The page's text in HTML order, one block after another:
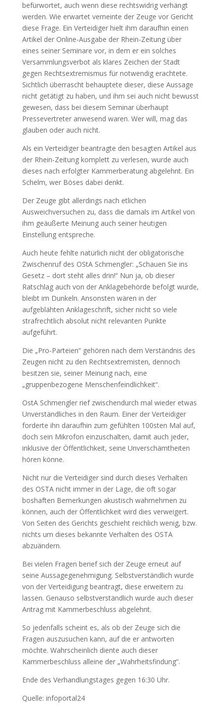
befürwortet, auch wenn diese rechtswidrig verhängt
werden. Wie erwartet verneinte der Zeuge vor Gericht
diese Frage. Ein Verteidiger hielt ihm daraufhin einen
Artikel der Online-Ausgabe der Rhein-Zeitung über
eines seiner Seminare vor, in dem er ein solches
Versammlungsverbot als klares Zeichen der Stadt
gegen Rechtsextremismus für notwendig erachtete.
Sichtlich überrascht behauptete dieser, diese Aussage
nicht getätigt zu haben, und ihm sei auch nicht bewusst
gewesen, dass bei diesem Seminar überhaupt
Pressevertreter anwesend waren. Wer will, mag das
glauben oder auch nicht.
Als ein Verteidiger beantragte den besagten Artikel aus
der Rhein-Zeitung komplett zu verlesen, wurde auch
dieses nach erfolgter Kammerberatung abgelehnt. Ein
Schelm, wer Böses dabei denkt.
Der Zeuge gibt allerdings nach etlichen
Ausweichversuchen zu, dass die damals im Artikel von
ihm geäußerte Meinung auch seiner heutigen
Einstellung entspreche.
Auch heute fehlte natürlich nicht der obligatorische
Zwischenruf des OStA Schmengler: „Schauen Sie ins
Gesetz – dort steht alles drin!“ Nun ja, ob dieser
Ratschlag auch von der Anklagebehörde befolgt wurde,
bleibt im Dunkeln. Ansonsten wären in der
aufgeblähten Anklageschrift, sicher nicht so viele
strafrechtlich absolut nicht relevanten Punkte
aufgeführt.
Die „Pro-Parteien“ gehören nach dem Verständnis des
Zeugen nicht zu den Rechtsextremisten, dennoch
besitzen sie, seiner Meinung nach, eine
„gruppenbezogene Menschenfeindlichkeit“.
OstA Schmengler rief zwischendurch mal wieder etwas
Unverständliches in den Raum. Einer der Verteidiger
forderte ihn daraufhin zum gefühlten 100sten Mal auf,
doch sein Mikrofon einzuschalten, damit auch jeder,
inklusive der Öffentlichkeit, seine Unverschämtheiten
hören könne.
Nicht nur die Verteidiger sind durch dieses Verhalten
des OSTA nicht immer in der Lage, die oft sogar
boshaften Bemerkungen akustisch wahrnehmen zu
können, auch der Öffentlichkeit wird dies verweigert.
Von Seiten des Gerichts geschieht reichlich wenig, bzw.
nichts um dieses bekannte Verhalten des OSTA
abzuändern.
Bei vielen Fragen berief sich der Zeuge erneut auf
seine Aussagegenehmigung. Selbstverständlich wurde
von der Verteidigung beantragt, diese erweitern zu
lassen. Genauso selbstverständlich wurde auch dieser
Antrag mit Kammerbeschluss abgelehnt.
So jedenfalls scheint es, als ob der Zeuge sich die
Fragen auszusuchen kann, auf die er antworten
möchte. Wahrscheinlich diente auch dieser
Kammerbeschluss alleine der „Wahrheitsfindung“.
Ende des Verhandlungstages gegen 16:30 Uhr.
Quelle: infoportal24